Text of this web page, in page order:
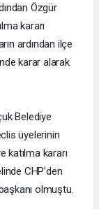
Özgür
kararı
ardından ilçe
karar alarak
Belediye
üyelerinin
katılma kararı
CHP’den
olmuştu.